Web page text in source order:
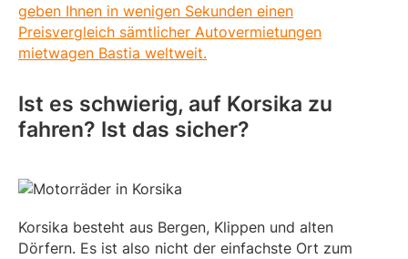
geben Ihnen in wenigen Sekunden einen
Preisvergleich sämtlicher Autovermietungen
mietwagen Bastia weltweit.
Ist es schwierig, auf Korsika zu
fahren? Ist das sicher?
Korsika besteht aus Bergen, Klippen und alten
Dörfern. Es ist also nicht der einfachste Ort zum